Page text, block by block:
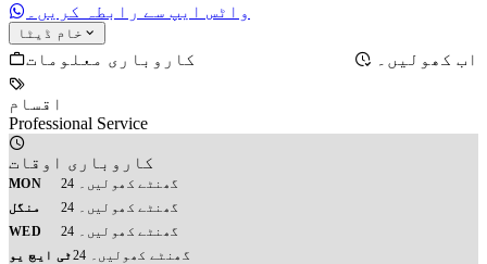
واٹس ایپ سے رابطہ کریں۔
خام ڈیٹا
کاروباری معلومات اب کھولیں۔
اقسام
Professional Service
کاروباری اوقات
MON
24 گھنٹے کھولیں۔
منگل
24 گھنٹے کھولیں۔
WED
24 گھنٹے کھولیں۔
ٹی ایچ یو
24 گھنٹے کھولیں۔